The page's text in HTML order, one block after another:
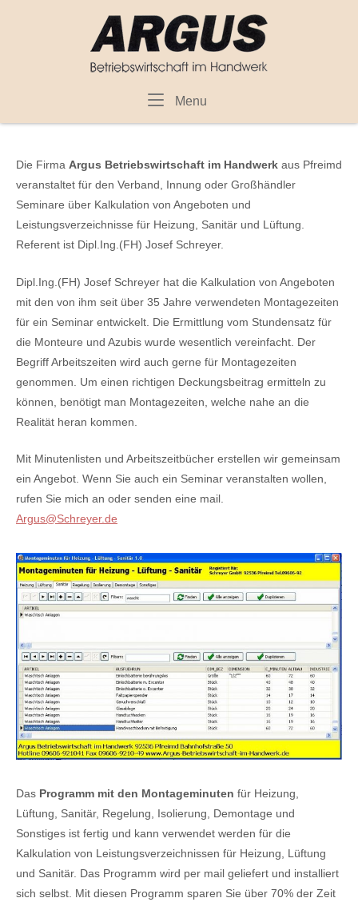
Home
Menu
Die Firma Argus Betriebswirtschaft im Handwerk aus Pfreimd
veranstaltet für den Verband, Innung oder Großhändler
Seminare über Kalkulation von Angeboten und
Leistungsverzeichnisse für Heizung, Sanitär und Lüftung.
Referent ist Dipl.Ing.(FH) Josef Schreyer.
Dipl.Ing.(FH) Josef Schreyer hat die Kalkulation von Angeboten
mit den von ihm seit über 35 Jahre verwendeten Montagezeiten
für ein Seminar entwickelt. Die Ermittlung vom Stundensatz für
die Monteure und Azubis wurde wesentlich vereinfacht. Der
Begriff Arbeitszeiten wird auch gerne für Montagezeiten
genommen. Um einen richtigen Deckungsbeitrag ermitteln zu
können, benötigt man Montagezeiten, welche nahe an die
Realität heran kommen.
Mit Minutenlisten und Arbeitszeitbücher erstellen wir gemeinsam
ein Angebot. Wenn Sie auch ein Seminar veranstalten wollen,
rufen Sie mich an oder senden eine mail.
Argus@Schreyer.de
Das Programm mit den Montageminuten für Heizung,
Lüftung, Sanitär, Regelung, Isolierung, Demontage und
Sonstiges ist fertig und kann verwendet werden für die
Kalkulation von Leistungsverzeichnissen für Heizung, Lüftung
und Sanitär. Das Programm wird per mail geliefert und installiert
sich selbst. Mit diesen Programm sparen Sie über 70% der Zeit